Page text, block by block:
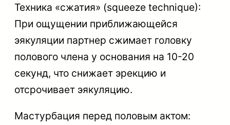
Техника «сжатия» (squeeze technique):
При ощущении приближающейся
эякуляции партнер сжимает головку
полового члена у основания на 10-20
секунд, что снижает эрекцию и
отсрочивает эякуляцию.
Мастурбация перед половым актом: